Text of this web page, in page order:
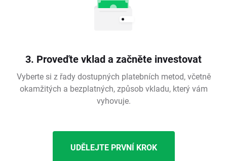
3. Proveďte vklad a začněte investovat
Vyberte si z řady dostupných platebních metod, včetně
okamžitých a bezplatných, způsob vkladu, který vám
vyhovuje.
UDĚLEJTE PRVNÍ KROK